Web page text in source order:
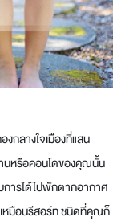
กลางใจเมืองที่แสน
นหรือคอนโดของคุณนั้น
การได้ไปพักตากอากาศ
เหมือนรีสอร์ท ชนิดที่คุณก็